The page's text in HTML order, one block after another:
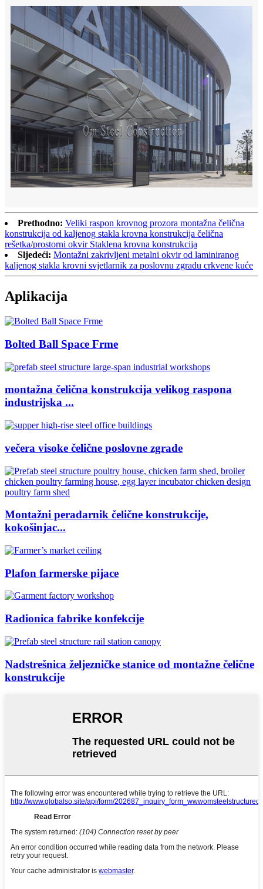
Prethodno: Veliki raspon krovnog prozora montažna čelična
konstrukcija od kaljenog stakla krovna konstrukcija čelična
rešetka/prostorni okvir Staklena krovna konstrukcija
Sljedeći: Montažni zakrivljeni metalni okvir od laminiranog
kaljenog stakla krovni svjetlarnik za poslovnu zgradu crkvene kuće
Aplikacija
Bolted Ball Space Frme
montažna čelična konstrukcija velikog raspona
industrijska ...
večera visoke čelične poslovne zgrade
Montažni peradarnik čelične konstrukcije,
kokošinjac...
Plafon farmerske pijace
Radionica fabrike konfekcije
Nadstrešnica željezničke stanice od montažne čelične
konstrukcije